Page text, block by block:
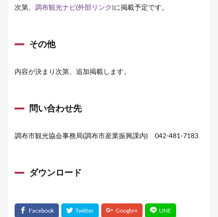
次第、 調布観光ナビ(外部リンク)に掲載予定です。
その他
内容が決まり次第、追加掲載します。
問い合わせ先
調布市観光協会事務局(調布市産業振興課内) 042-481-7183
ダウンロード